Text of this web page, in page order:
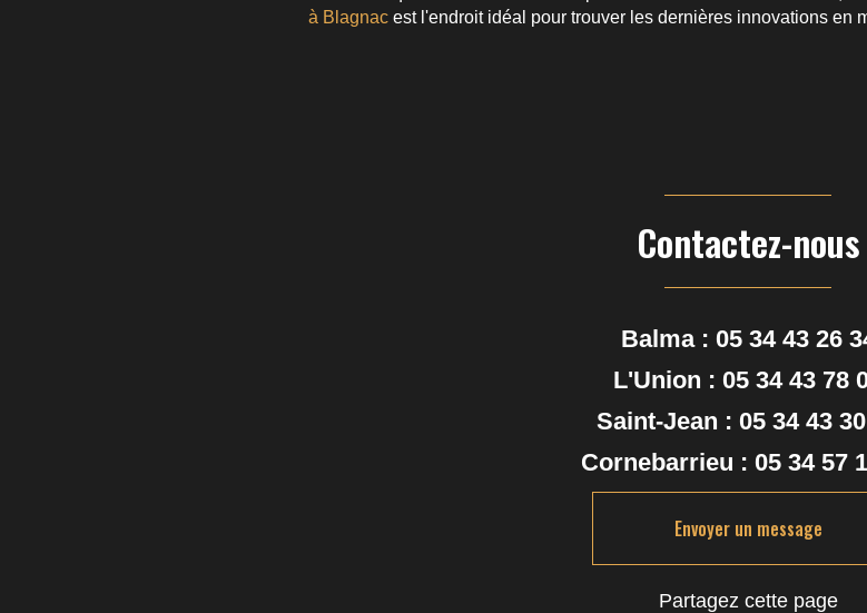
à Blagnac est l'endroit idéal pour trouver les dernières innovations en
Contactez-nous
Balma : 05 34 43 26
L'Union : 05 34 43 78
Saint-Jean : 05 34 43
Cornebarrieu : 05 34 57
Envoyer un message
Partagez cette page